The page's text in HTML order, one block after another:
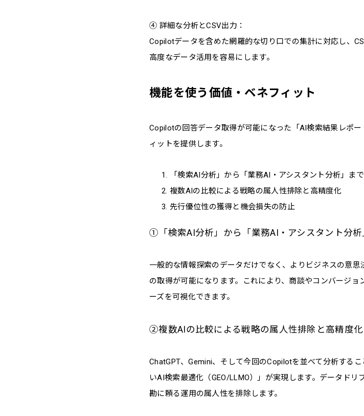
④ 詳細な分析とCSV出力：
Copilotデータを含めた網羅的な切り口での集計に対応し、
高度なデータ活用を容易にします。
機能を使う価値・ベネフィット
Copilotの回答データ取得が可能になった「AI検索結果レポ
ィットを提供します。
「検索AI分析」から「業務AI・アシスタント分析」まで
複数AIの比較による戦略の属人性排除と高精度化
先行優位性の獲得と機会損失の防止
①「検索AI分析」から「業務AI・アシスタント分析
一般的な情報探索のデータだけでなく、よりビジネスの意
の取得が可能になります。これにより、商談やコンバージ
ーズを可視化できます。
②複数AIの比較による戦略の属人性排除と高精度化
ChatGPT、Gemini、そして今回のCopilotを並べて分析する
いAI検索最適化（GEO/LLMO）」が実現します。データド
勘に頼る運用の属人性を排除します。